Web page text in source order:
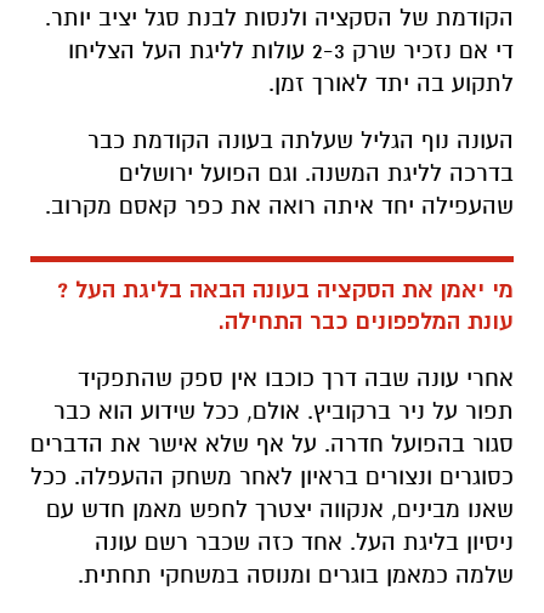
הקודמת של הסקציה ולנסות לבנת סגל יציב יותר.
די אם נזכיר שרק 2-3 עולות לליגת העל הצליחו
לתקוע בה יתד לאורך זמן.
העונה נוף הגליל שעלתה בעונה הקודמת כבר
בדרכה לליגת המשנה. וגם הפועל ירושלים
שהעפילה יחד איתה רואה את כפר קאסם מקרוב.
מי יאמן את הסקציה בעונה הבאה בליגת העל ?
עונת המלפפונים כבר התחילה.
אחרי עונה שבה דרך כוכבו אין ספק שהתפקיד
תפור על ניר ברקוביץ. אולם, ככל שידוע הוא כבר
סגור בהפועל חדרה. על אף שלא אישר את הדברים
כסוגרים ונצורים בראיון לאחר משחק ההעפלה. ככל
שאנו מבינים, אנקווה יצטרך לחפש מאמן חדש עם
ניסיון בליגת העל. אחד כזה שכבר רשם עונה
שלמה כמאמן בוגרים ומנוסה במשחקי תחתית.